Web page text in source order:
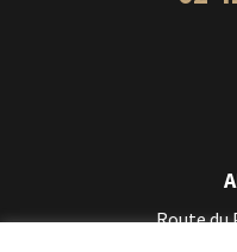
Route du